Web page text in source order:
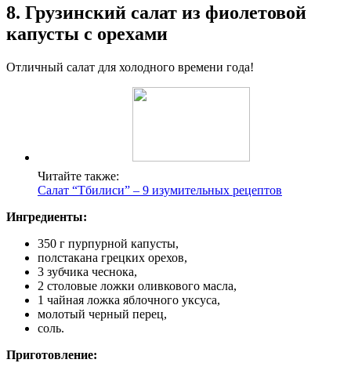
8. Грузинский салат из фиолетовой
капусты с орехами
Отличный салат для холодного времени года!
Читайте также:
Салат “Тбилиси” – 9 изумительных рецептов
Ингредиенты:
350 г пурпурной капусты,
полстакана грецких орехов,
3 зубчика чеснока,
2 столовые ложки оливкового масла,
1 чайная ложка яблочного уксуса,
молотый черный перец,
соль.
Приготовление: